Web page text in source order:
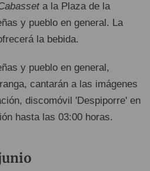
a la Plaza de la
y pueblo en general. La
la bebida.
y pueblo en general,
cantarán a las imágenes
discomóvil 'Despiporre' en
hasta las 03:00 horas.